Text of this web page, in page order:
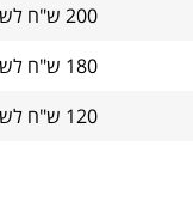
200 ש"ח לשנה
180 ש"ח לשנה
120 ש"ח לשנה